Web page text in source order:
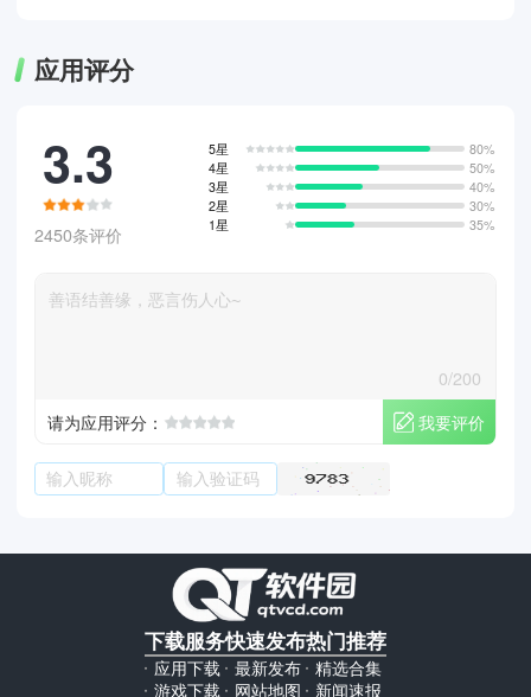
应用评分
3.3
2450条评价
5星
80%
4星
50%
3星
40%
2星
30%
1星
35%
0/200
请为应用评分：
我要评价
下载服务
应用下载
游戏下载
快速发布
最新发布
网站地图
热门推荐
精选合集
新闻速报